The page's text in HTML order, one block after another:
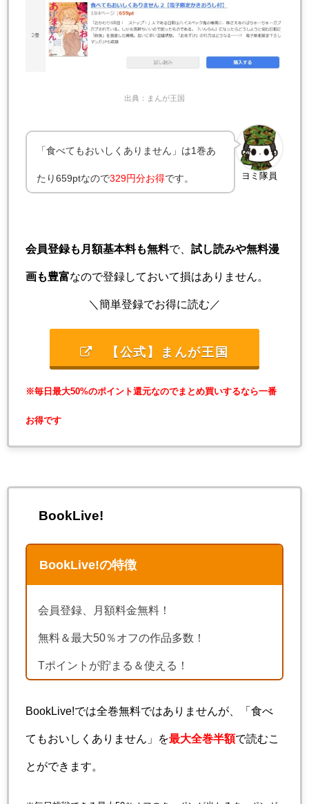
出典：まんが王国
ヨミ隊員
「食べてもおいしくありません」は1巻あ
たり659ptなので329円分お得です。
会員登録も月額基本料も無料で、 試し読みや無料漫
画も豊富なので登録しておいて損はありません。
＼簡単登録でお得に読む／
【公式】まんが王国
※毎日最大50%のポイント還元なのでまとめ買いするなら一番
お得です
BookLive!
BookLive!の特徴
会員登録、月額料金無料！
無料＆最大50％オフの作品多数！
Tポイントが貯まる＆使える！
BookLive!では全巻無料ではありませんが、「食べ
てもおいしくありません」を最大全巻半額で読むこ
とができます。